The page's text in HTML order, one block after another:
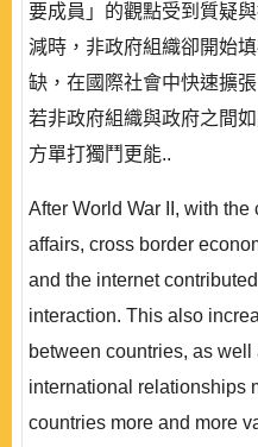
要成員」的觀點受到質疑
減時，非政府組織卻開始
缺，在國際社會中快速擴
若非政府組織與政府之間
方單打獨鬥更能..
After World War II, with the
affairs, cross border
and the internet
interaction. This also
between countries, as
international relationships
countries more and more